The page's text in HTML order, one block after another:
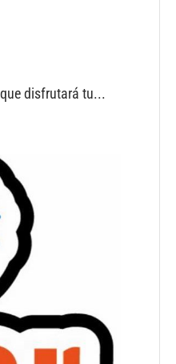
disfrutará tu...